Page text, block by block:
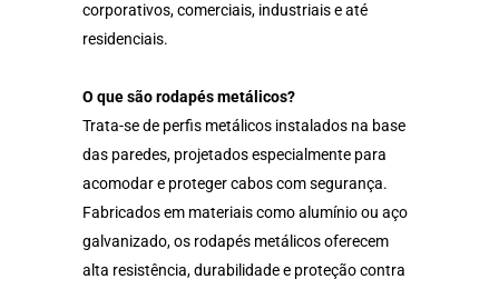
corporativos, comerciais, industriais e até
residenciais.
O que são rodapés metálicos?
Trata-se de perfis metálicos instalados na base
das paredes, projetados especialmente para
acomodar e proteger cabos com segurança.
Fabricados em materiais como alumínio ou aço
galvanizado, os rodapés metálicos oferecem
alta resistência, durabilidade e proteção contra